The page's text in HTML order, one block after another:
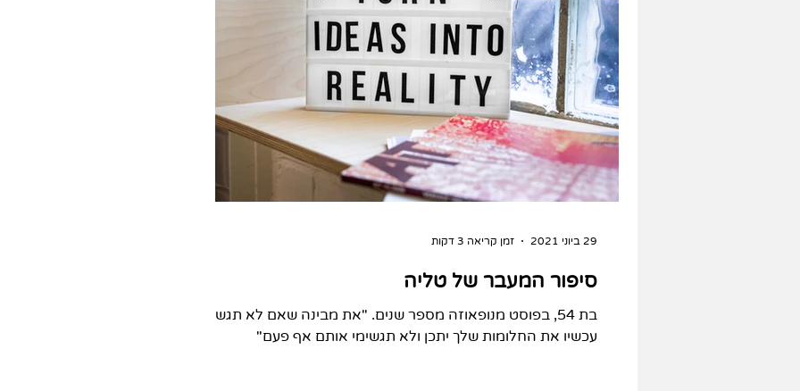
סיפור המעבר של טליה
בת 54, בפוסט מנופאוזה מספר שנים. "את מבינה שאם לא תגשימי
עכשיו את החלומות שלך יתכן ולא תגשימי אותם אף פעם"
29 ביוני 2021 זמן קריאה 3 דקות